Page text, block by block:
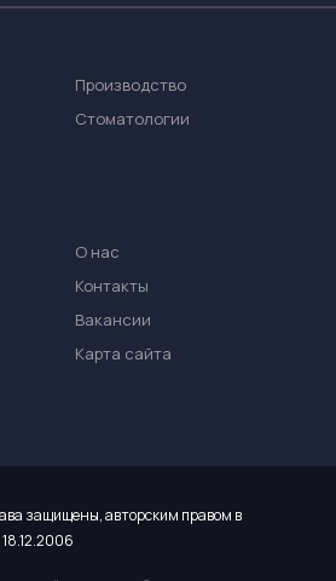
Производство
Стоматологии
О нас
Контакты
Вакансии
Карта сайта
защищены, авторским правом в